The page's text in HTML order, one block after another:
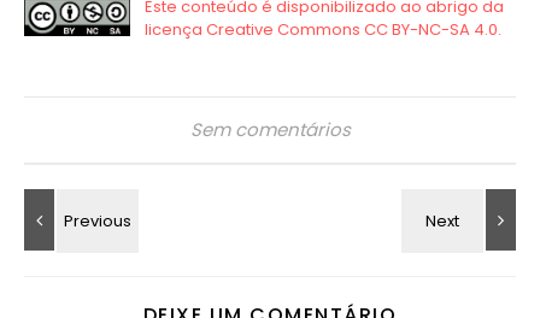
Sem comentários